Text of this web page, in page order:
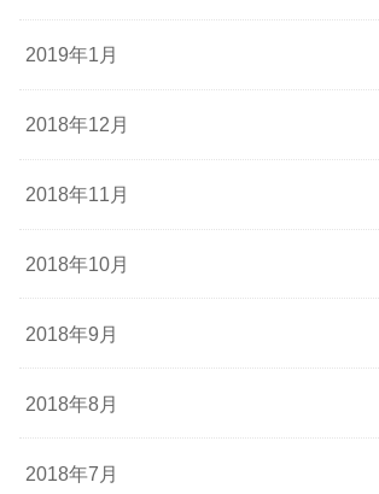
2019年1月
2018年12月
2018年11月
2018年10月
2018年9月
2018年8月
2018年7月